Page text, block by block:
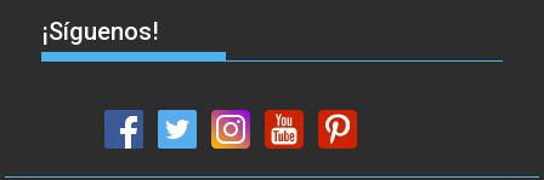
¡Síguenos!